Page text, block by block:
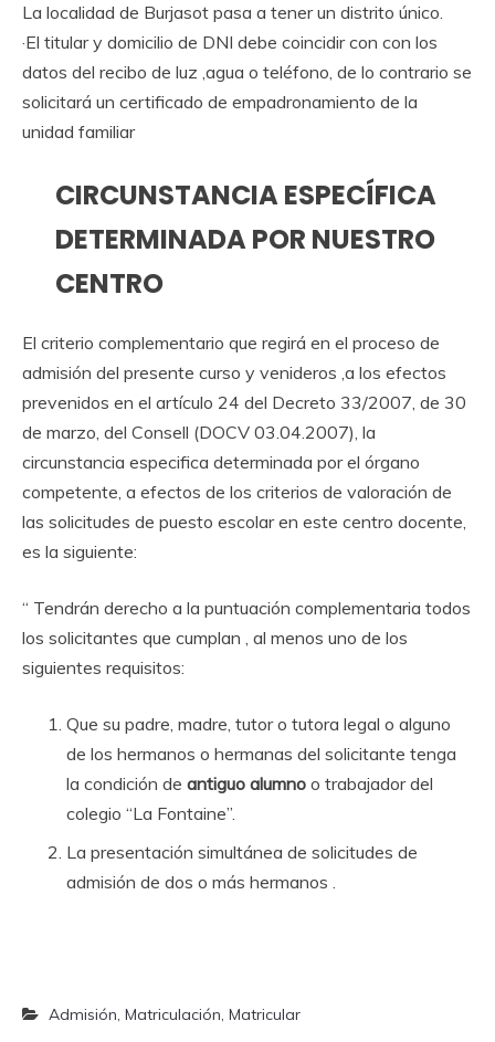
La localidad de Burjasot pasa a tener un distrito único.
·El titular y domicilio de DNI debe coincidir con con los
datos del recibo de luz ,agua o teléfono, de lo contrario se
solicitará un certificado de empadronamiento de la
unidad familiar
CIRCUNSTANCIA ESPECÍFICA
DETERMINADA POR NUESTRO
CENTRO
El criterio complementario que regirá en el proceso de
admisión del presente curso y venideros ,a los efectos
prevenidos en el artículo 24 del Decreto 33/2007, de 30
de marzo, del Consell (DOCV 03.04.2007), la
circunstancia especifica determinada por el órgano
competente, a efectos de los criterios de valoración de
las solicitudes de puesto escolar en este centro docente,
es la siguiente:
“ Tendrán derecho a la puntuación complementaria todos
los solicitantes que cumplan , al menos uno de los
siguientes requisitos:
Que su padre, madre, tutor o tutora legal o alguno
de los hermanos o hermanas del solicitante tenga
la condición de antiguo alumno o trabajador del
colegio “La Fontaine”.
La presentación simultánea de solicitudes de
admisión de dos o más hermanos .
Admisión, Matriculación, Matricular